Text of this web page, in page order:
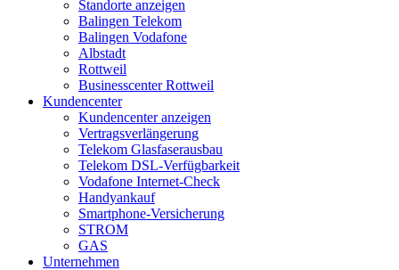
Standorte anzeigen
Balingen Telekom
Balingen Vodafone
Albstadt
Rottweil
Businesscenter Rottweil
Kundencenter
Kundencenter anzeigen
Vertragsverlängerung
Telekom Glasfaserausbau
Telekom DSL-Verfügbarkeit
Vodafone Internet-Check
Handyankauf
Smartphone-Versicherung
STROM
GAS
Unternehmen